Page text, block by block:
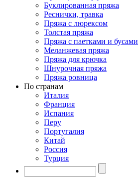
Буклированная пряжа
Реснички, травка
Пряжа с люрексом
Толстая пряжа
Пряжа с паетками и бусами
Меланжевая пряжа
Пряжа для крючка
Шнурочная пряжа
Пряжа ровница
По странам
Италия
Франция
Испания
Перу
Португалия
Китай
Россия
Турция